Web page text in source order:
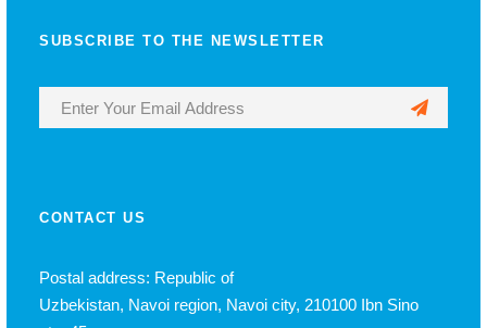
SUBSCRIBE TO THE NEWSLETTER
CONTACT US
Postal address: Republic of
Uzbekistan, Navoi region, Navoi city, 210100 Ibn Sino